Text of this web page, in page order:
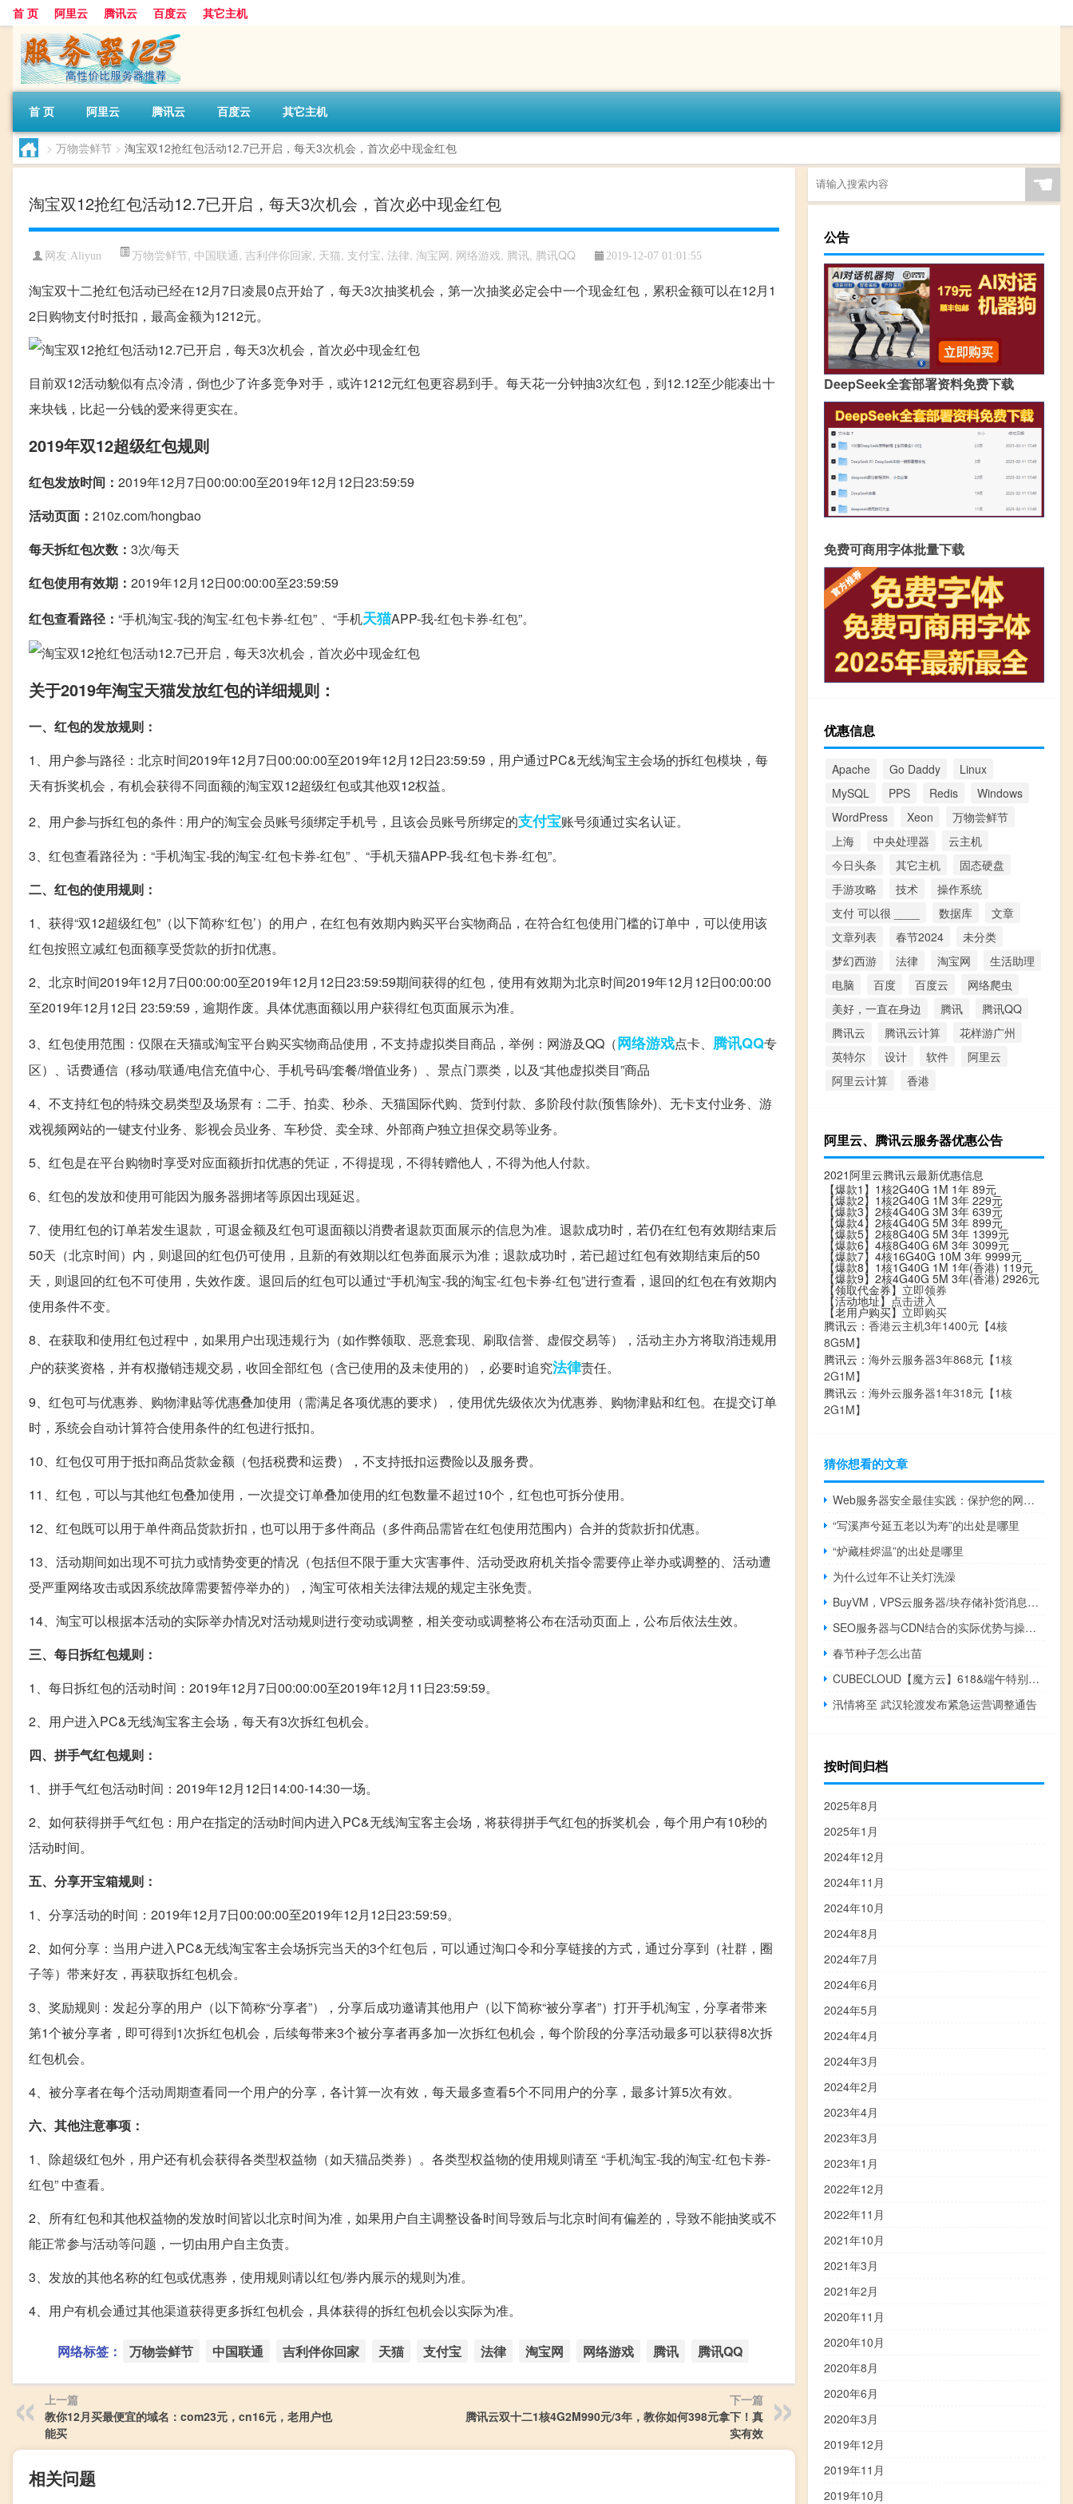
首 页 阿里云 腾讯云 百度云 其它主机
首 页 阿里云 腾讯云 百度云 其它主机
> 万物尝鲜节 > 淘宝双12抢红包活动12.7已开启，每天3次机会，首次必中现金红包
淘宝双12抢红包活动12.7已开启，每天3次机会，首次必中现金红包
网友:Aliyun 万物尝鲜节, 中国联通, 吉利伴你回家, 天猫, 支付宝, 法律, 淘宝网, 网络游戏, 腾讯, 腾讯QQ 2019-12-07 01:01:55
淘宝双十二抢红包活动已经在12月7日凌晨0点开始了，每天3次抽奖机会，第一次抽奖必定会中一个现金红包，累积金额可以在12月1
2日购物支付时抵扣，最高金额为1212元。
目前双12活动貌似有点冷清，倒也少了许多竞争对手，或许1212元红包更容易到手。每天花一分钟抽3次红包，到12.12至少能凑出十
来块钱，比起一分钱的爱来得更实在。
2019年双12超级红包规则
红包发放时间： 2019年12月7日00:00:00至2019年12月12日23:59:59
活动页面： 210z.com/hongbao
每天拆红包次数： 3次/每天
红包使用有效期： 2019年12月12日00:00:00至23:59:59
红包查看路径： “手机淘宝-我的淘宝-红包卡券-红包” 、“手机天猫APP-我-红包卡券-红包”。
关于2019年淘宝天猫发放红包的详细规则：
一、红包的发放规则：
1、用户参与路径：北京时间2019年12月7日00:00:00至2019年12月12日23:59:59，用户通过PC&无线淘宝主会场的拆红包模块，每
天有拆奖机会，有机会获得不同面额的淘宝双12超级红包或其他双12权益。
2、用户参与拆红包的条件 : 用户的淘宝会员账号须绑定手机号，且该会员账号所绑定的支付宝账号须通过实名认证。
3、红包查看路径为：“手机淘宝-我的淘宝-红包卡券-红包” 、“手机天猫APP-我-红包卡券-红包”。
二、红包的使用规则：
1、获得“双12超级红包”（以下简称‘红包’）的用户，在红包有效期内购买平台实物商品，在符合红包使用门槛的订单中，可以使用该
红包按照立减红包面额享受货款的折扣优惠。
2、北京时间2019年12月7日00:00:00至2019年12月12日23:59:59期间获得的红包，使用有效期为北京时间2019年12月12日00:00:00
至2019年12月12日 23:59:59，逾期作废。具体优惠面额以用户获得红包页面展示为准。
3、红包使用范围：仅限在天猫或淘宝平台购买实物商品使用，不支持虚拟类目商品，举例：网游及QQ（网络游戏点卡、 腾讯QQ专
区）、话费通信（移动/联通/电信充值中心、手机号码/套餐/增值业务）、景点门票类，以及“其他虚拟类目”商品
4、不支持红包的特殊交易类型及场景有：二手、拍卖、秒杀、天猫国际代购、货到付款、多阶段付款(预售除外)、无卡支付业务、游
戏视频网站的一键支付业务、影视会员业务、车秒贷、卖全球、外部商户独立担保交易等业务。
5、红包是在平台购物时享受对应面额折扣优惠的凭证，不得提现，不得转赠他人，不得为他人付款。
6、红包的发放和使用可能因为服务器拥堵等原因出现延迟。
7、使用红包的订单若发生退款，可退金额及红包可退面额以消费者退款页面展示的信息为准。退款成功时，若仍在红包有效期结束后
50天（北京时间）内，则退回的红包仍可使用，且新的有效期以红包券面展示为准；退款成功时，若已超过红包有效期结束后的50
天，则退回的红包不可使用，失效作废。退回后的红包可以通过“手机淘宝-我的淘宝-红包卡券-红包”进行查看，退回的红包在有效期内
使用条件不变。
8、在获取和使用红包过程中，如果用户出现违规行为（如作弊领取、恶意套现、刷取信誉、虚假交易等），活动主办方将取消违规用
户的获奖资格，并有权撤销违规交易，收回全部红包（含已使用的及未使用的），必要时追究法律责任。
9、红包可与优惠券、购物津贴等优惠叠加使用（需满足各项优惠的要求），使用优先级依次为优惠券、购物津贴和红包。在提交订单
时，系统会自动计算符合使用条件的红包进行抵扣。
10、红包仅可用于抵扣商品货款金额（包括税费和运费），不支持抵扣运费险以及服务费。
11、红包，可以与其他红包叠加使用，一次提交订单叠加使用的红包数量不超过10个，红包也可拆分使用。
12、红包既可以用于单件商品货款折扣，也可以用于多件商品（多件商品需皆在红包使用范围内）合并的货款折扣优惠。
13、活动期间如出现不可抗力或情势变更的情况（包括但不限于重大灾害事件、活动受政府机关指令需要停止举办或调整的、活动遭
受严重网络攻击或因系统故障需要暂停举办的），淘宝可依相关法律法规的规定主张免责。
14、淘宝可以根据本活动的实际举办情况对活动规则进行变动或调整，相关变动或调整将公布在活动页面上，公布后依法生效。
三、每日拆红包规则：
1、每日拆红包的活动时间：2019年12月7日00:00:00至2019年12月11日23:59:59。
2、用户进入PC&无线淘宝客主会场，每天有3次拆红包机会。
四、拼手气红包规则：
1、拼手气红包活动时间：2019年12月12日14:00-14:30一场。
2、如何获得拼手气红包：用户在指定的活动时间内进入PC&无线淘宝客主会场，将获得拼手气红包的拆奖机会，每个用户有10秒的
活动时间。
五、分享开宝箱规则：
1、分享活动的时间：2019年12月7日00:00:00至2019年12月12日23:59:59。
2、如何分享：当用户进入PC&无线淘宝客主会场拆完当天的3个红包后，可以通过淘口令和分享链接的方式，通过分享到（社群，圈
子等）带来好友，再获取拆红包机会。
3、奖励规则：发起分享的用户（以下简称“分享者”），分享后成功邀请其他用户（以下简称“被分享者”）打开手机淘宝，分享者带来
第1个被分享者，即可得到1次拆红包机会，后续每带来3个被分享者再多加一次拆红包机会，每个阶段的分享活动最多可以获得8次拆
红包机会。
4、被分享者在每个活动周期查看同一个用户的分享，各计算一次有效，每天最多查看5个不同用户的分享，最多计算5次有效。
六、其他注意事项：
1、除超级红包外，用户还有机会获得各类型权益物（如天猫品类券）。各类型权益物的使用规则请至 “手机淘宝-我的淘宝-红包卡券-
红包” 中查看。
2、所有红包和其他权益物的发放时间皆以北京时间为准，如果用户自主调整设备时间导致后与北京时间有偏差的，导致不能抽奖或不
能正常参与活动等问题，一切由用户自主负责。
3、发放的其他名称的红包或优惠券，使用规则请以红包/券内展示的规则为准。
4、用户有机会通过其他渠道获得更多拆红包机会，具体获得的拆红包机会以实际为准。
网络标签： 万物尝鲜节 中国联通 吉利伴你回家 天猫 支付宝 法律 淘宝网 网络游戏 腾讯 腾讯QQ
上一篇
教你12月买最便宜的域名：com23元，cn16元，老用户也
能买
下一篇
腾讯云双十二1核4G2M990元/3年，教你如何398元拿下！真
实有效
相关问题
☚
公告
DeepSeek全套部署资料免费下载
免费可商用字体批量下载
优惠信息
Apache Go Daddy
Linux
MySQL
PPS Redis
Windows
WordPress
Xeon
万物尝鲜节
上海
中央处理器
云主机
今日头条
其它主机
固态硬盘
手游攻略
技术
操作系统
支付 可以很 ____
数据库
文章
文章列表
春节2024
未分类
梦幻西游
法律 淘宝网
生活助理
电脑
百度 百度云
网络爬虫
美好，一直在身边
腾讯
腾讯QQ
腾讯云
腾讯云计算
花样游广州
英特尔
设计 软件
阿里云
阿里云计算
香港
阿里云、腾讯云服务器优惠公告
2021阿里云腾讯云最新优惠信息
【爆款1】1核2G40G 1M 1年 89元
【爆款2】1核2G40G 1M 3年 229元
【爆款3】2核4G40G 3M 3年 639元
【爆款4】2核4G40G 5M 3年 899元
【爆款5】2核8G40G 5M 3年 1399元
【爆款6】4核8G40G 6M 3年 3099元
【爆款7】4核16G40G 10M 3年 9999元
【爆款8】1核1G40G 1M 1年(香港) 119元
【爆款9】2核4G40G 5M 3年(香港) 2926元
【领取代金券】 立即领券
【活动地址】 点击进入
【老用户购买】立即购买
腾讯云： 香港云主机3年1400元【4核
8G5M】
腾讯云： 海外云服务器3年868元【1核
2G1M】
腾讯云： 海外云服务器1年318元【1核
2G1M】
猜你想看的文章
Web服务器安全最佳实践：保护您的网站免受攻击(web服务器是什么意思)
“写溪声兮延五老以为寿”的出处是哪里
“炉藏桂烬温”的出处是哪里
为什么过年不让关灯洗澡
BuyVM，VPS云服务器/块存储补货消息，AMD Ryzen 3900x+NVMe，AMD高性能VPS+超便宜块存储，1Gbps带宽不限流量低至2美元/月
SEO服务器与CDN结合的实际优势与操作策略分析
春节种子怎么出苗
CUBECLOUD【魔方云】618&端午特别活动：香港CN2 GIA/洛杉矶CN2 GIA VPS 88折
汛情将至 武汉轮渡发布紧急运营调整通告
按时间归档
2025年8月
2025年1月
2024年12月
2024年11月
2024年10月
2024年8月
2024年7月
2024年6月
2024年5月
2024年4月
2024年3月
2024年2月
2023年4月
2023年3月
2023年1月
2022年12月
2022年11月
2021年10月
2021年3月
2021年2月
2020年11月
2020年10月
2020年8月
2020年6月
2020年3月
2019年12月
2019年11月
2019年10月